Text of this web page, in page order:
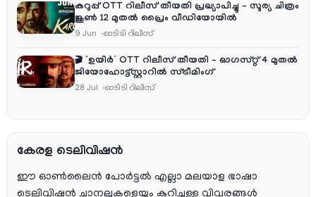
കറുപ്പ് OTT റിലീസ് തീയതി പ്രഖ്യാപിച്ചു – സൂര്യ ചിത്രം
ജൂൺ 12 മുതൽ പ്രൈം വീഡിയോയിൽ
9 Jun ഓടിടി റിലീസ്
🎬 ‘ഉയിർ’ OTT റിലീസ് തീയതി – ഓഗസ്റ്റ് 4 മുതൽ
ജിയോഹോട്ട്സ്റ്റാറിൽ സ്ട്രീമിംഗ്
28 Jul ഓടിടി റിലീസ്
കേരള ടെലിവിഷൻ
ഈ ഓൺലൈൻ പോർട്ടൽ എല്ലാ മലയാള ഭാഷാ
ടെലിവിഷൻ ചാനലുകളെയും കുറിച്ചുള്ള വിവരങ്ങൾ